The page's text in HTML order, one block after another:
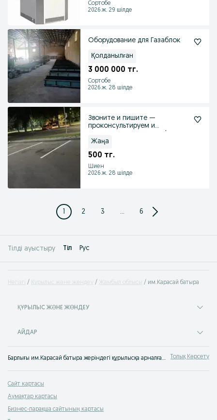
Сортобе
2026 ж. 29 шілде
Оборудование для Газаблок
Қолданылған
3 000 000 тг.
Сортобе
2026 ж. 28 шілде
Звоните и пишите —
проконсультируем и
Жаңа
500 тг.
Шиен
2026 ж. 28 шілде
1 2 3 ... 6
Тілді ауыстыру Tіл Рус
Негізгі Құрылыс және жөндеу Жамбыл облысы им.Карасай батыра
ҚҰРЫЛЫС ЖӘНЕ ЖӨНДЕУ
АЙДАР
Барлығы им.Карасай батыра жеріндегі құрылысқа арналған ✔️ Төмен бағадағы жөндеуге арналған тауарлар ⚡ Жөндеуге арналған сапалы тауарларды OLX.kz-тен сатып ал. Толық Көрсету
Сайт картасы
Аумақтар картасы
Бизнес-парақша сайтының картасы